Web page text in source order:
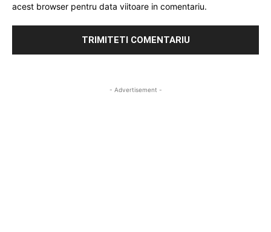
acest browser pentru data viitoare in comentariu.
- Advertisement -